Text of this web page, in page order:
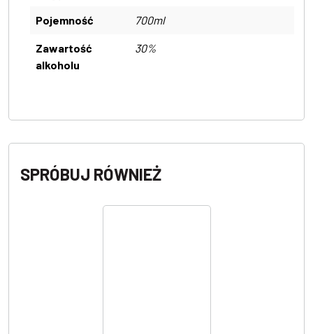
Pojemność 700ml
Zawartość
alkoholu
30%
SPRÓBUJ RÓWNIEŻ